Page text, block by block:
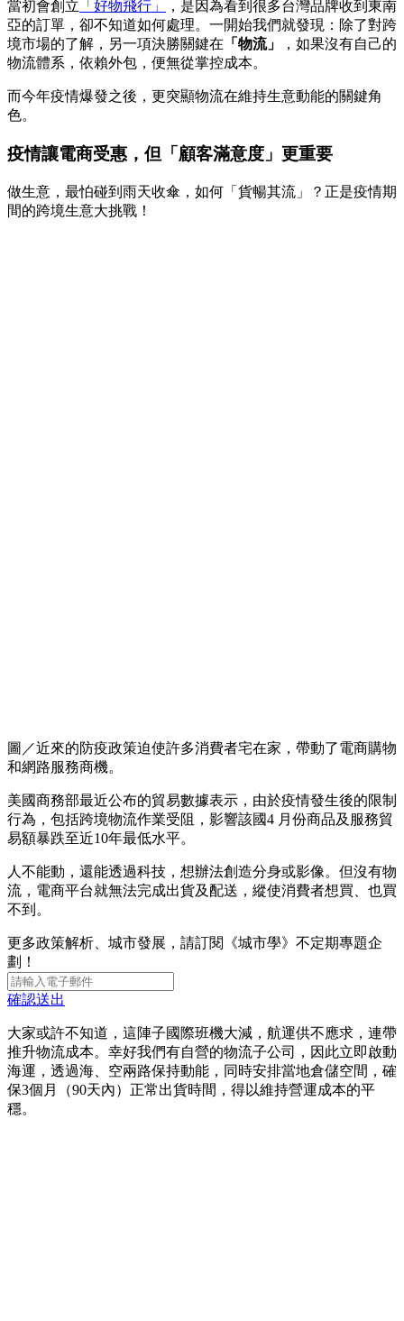
當初會創立 「好物飛行」
，是因為看到很多台灣品牌收到東南
亞的訂單，卻不知道如何處理。一開始我們就發現：除了對跨
境市場的了解，另一項決勝關鍵在 「物流」
，如果沒有自己的
物流體系，依賴外包，便無從掌控成本。
而今年疫情爆發之後，更突顯物流在維持生意動能的關鍵角
色。
疫情讓電商受惠，但「顧客滿意度」更重要
做生意，最怕碰到雨天收傘，如何「貨暢其流」？正是疫情期
間的跨境生意大挑戰！
圖／近來的防疫政策迫使許多消費者宅在家，帶動了電商購物
和網路服務商機。
美國商務部最近公布的貿易數據表示，由於疫情發生後的限制
行為，包括跨境物流作業受阻，影響該國4 月份商品及服務貿
易額暴跌至近10年最低水平。
人不能動，還能透過科技，想辦法創造分身或影像。但沒有物
流，電商平台就無法完成出貨及配送，縱使消費者想買、也買
不到。
更多政策解析、城市發展，請訂閱《城市學》不定期專題企
劃！
確認送出
大家或許不知道，這陣子國際班機大減，航運供不應求，連帶
推升物流成本。幸好我們有自營的物流子公司，因此立即啟動
海運，透過海、空兩路保持動能，同時安排當地倉儲空間，確
保3個月（90天內）正常出貨時間，得以維持營運成本的平
穩。